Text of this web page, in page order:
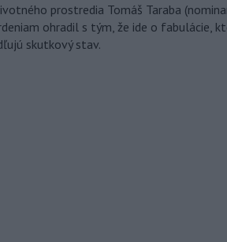
prostredia Tomáš Taraba
ohradil s tým, že ide o fabulácie,
skutkový stav.